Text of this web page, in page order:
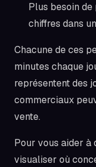
Plus besoin
chiffres dans
Chacune de ces
minutes chaque
représentent des
commerciaux
vente.
Pour vous aider à
visualiser où